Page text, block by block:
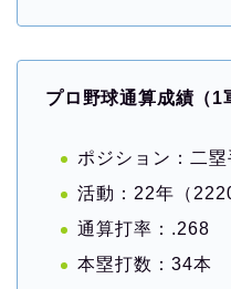
プロ野球通算成績（1
ポジション：二
活動：22年（
通算打率：.268
本塁打数：34本